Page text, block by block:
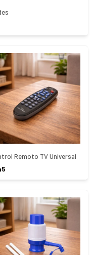
Remoto TV Universal